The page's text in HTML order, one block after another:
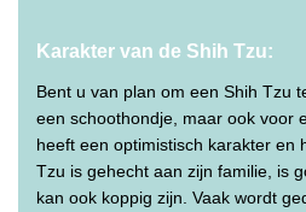
Karakter van de Shih Tzu:
Bent u van plan om een Shih Tzu
een schoothondje, maar ook voor
heeft een optimistisch karakter en
Tzu is gehecht aan zijn familie, is
kan ook koppig zijn. Vaak wordt